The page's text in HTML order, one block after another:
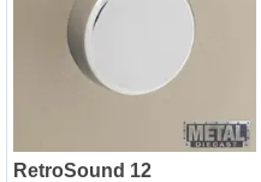
RetroSound 12